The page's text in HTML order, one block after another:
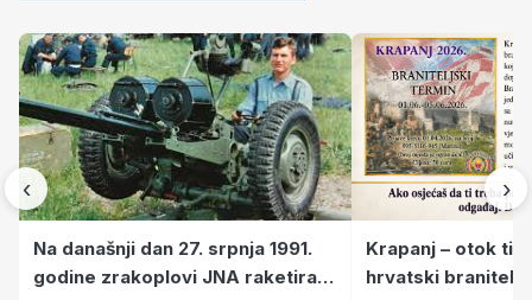
‹
Na današnji dan 27. srpnja 1991.
godine zrakoplovi JNA raketirali
Krapanj – otok
hrvatski branitelji
›